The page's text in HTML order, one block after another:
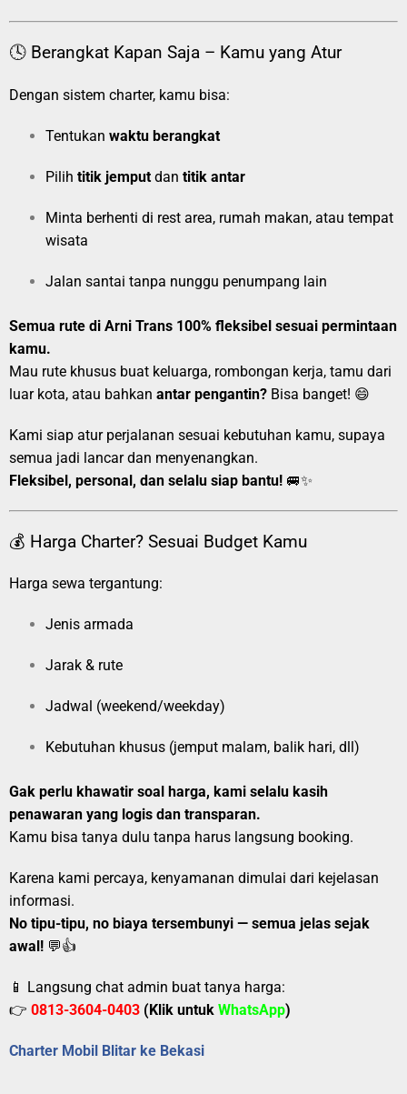
🕓 Berangkat Kapan Saja – Kamu yang Atur
Dengan sistem charter, kamu bisa:
Tentukan waktu berangkat
Pilih titik jemput dan titik antar
Minta berhenti di rest area, rumah makan, atau tempat
wisata
Jalan santai tanpa nunggu penumpang lain
Semua rute di Arni Trans 100% fleksibel sesuai permintaan
kamu.
Mau rute khusus buat keluarga, rombongan kerja, tamu dari
luar kota, atau bahkan antar pengantin? Bisa banget! 😄
Kami siap atur perjalanan sesuai kebutuhan kamu, supaya
semua jadi lancar dan menyenangkan.
Fleksibel, personal, dan selalu siap bantu! 🚐✨
💰 Harga Charter? Sesuai Budget Kamu
Harga sewa tergantung:
Jenis armada
Jarak & rute
Jadwal (weekend/weekday)
Kebutuhan khusus (jemput malam, balik hari, dll)
Gak perlu khawatir soal harga, kami selalu kasih
penawaran yang logis dan transparan.
Kamu bisa tanya dulu tanpa harus langsung booking.
Karena kami percaya, kenyamanan dimulai dari kejelasan
informasi.
No tipu-tipu, no biaya tersembunyi — semua jelas sejak
awal! 💬👍
📱 Langsung chat admin buat tanya harga:
👉 0813-3604-0403 (Klik untuk WhatsApp)
Charter Mobil Blitar ke Bekasi